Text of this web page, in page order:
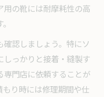
の靴には耐摩耗性の高
認しましょう。特にソ
しっかりと接着・縫製す
専門店に依頼することが
り時には修理期間や仕